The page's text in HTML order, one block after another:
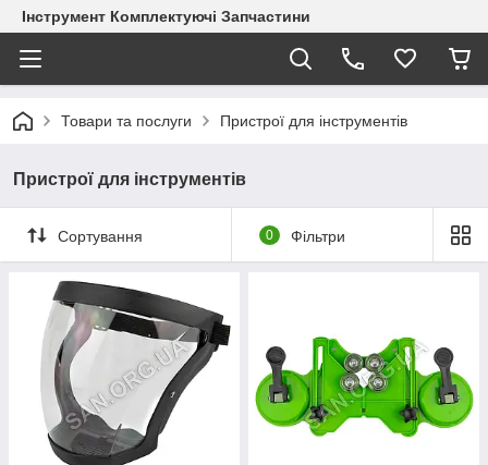
Інструмент Комплектуючі Запчастини
Товари та послуги Пристрої для інструментів
Пристрої для інструментів
Сортування 0 Фільтри